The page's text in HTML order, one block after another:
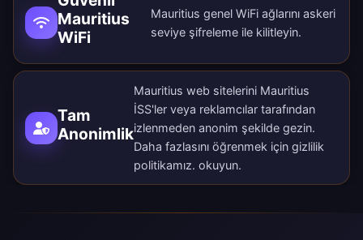
Mauritius
WiFi
Mauritius genel WiFi ağlarını askeri
seviye şifreleme ile kilitleyin.
Tam
Anonimlik
Mauritius web sitelerini Mauritius
İSS'ler veya reklamcılar tarafından
izlenmeden anonim şekilde gezin.
Daha fazlasını öğrenmek için gizlilik
politikamız. okuyun.